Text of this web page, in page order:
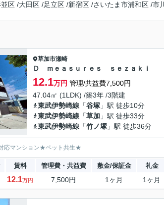
区 /大田区 /足立区 /新宿区 /さいたま市浦和区 /市
草加市瀬崎
Ｄ ｍｅａｓｕｒｅｓ ｓｅｚａｋｉ
12.1万円 管理/共益費7,500円
47.04㎡ (1LDK) /築3年 /3階建
東武伊勢崎線 「谷塚 」駅 徒歩10分
東武伊勢崎線 「草加 」駅 徒歩33分
東武伊勢崎線 「竹ノ塚 」駅 徒歩36分
応マンション★ペット共生★
賃料 管理費・共益費 敷金/保証金 礼金
12.1万円 7,500円 1ヶ月 1ヶ月